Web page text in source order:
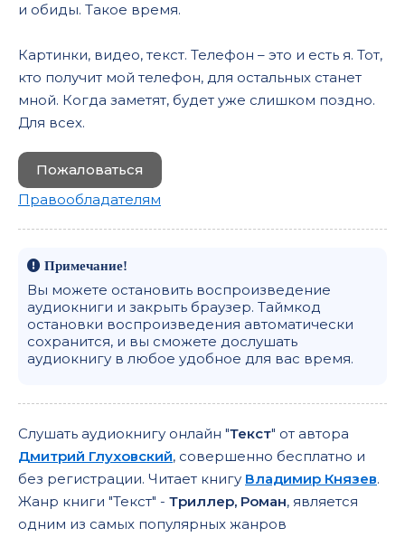
и обиды. Такое время.
Картинки, видео, текст. Телефон – это и есть я. Тот,
кто получит мой телефон, для остальных станет
мной. Когда заметят, будет уже слишком поздно.
Для всех.
Пожаловаться
Правообладателям
Примечание!
Вы можете остановить воспроизведение
аудиокниги и закрыть браузер. Таймкод
остановки воспроизведения автоматически
сохранится, и вы сможете дослушать
аудиокнигу в любое удобное для вас время.
Слушать аудиокнигу онлайн "Текст" от автора
Дмитрий Глуховский, совершенно бесплатно и
без регистрации. Читает книгу Владимир Князев.
Жанр книги "Текст" - Триллер, Роман, является
одним из самых популярных жанров